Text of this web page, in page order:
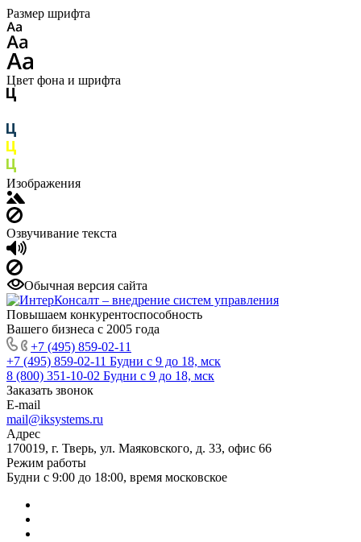
Размер шрифта
Цвет фона и шрифта
Изображения
Озвучивание текста
Обычная версия сайта
Повышаем конкурентоспособность
Вашего бизнеса с 2005 года
+7 (495) 859-02-11
+7 (495) 859-02-11 Будни с 9 до 18, мск
8 (800) 351-10-02 Будни с 9 до 18, мск
Заказать звонок
E-mail
mail@iksystems.ru
Адрес
170019, г. Тверь, ул. Маяковского, д. 33, офис 66
Режим работы
Будни с 9:00 до 18:00, время московское